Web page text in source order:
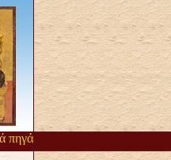
από την αργοπορία αυτή.